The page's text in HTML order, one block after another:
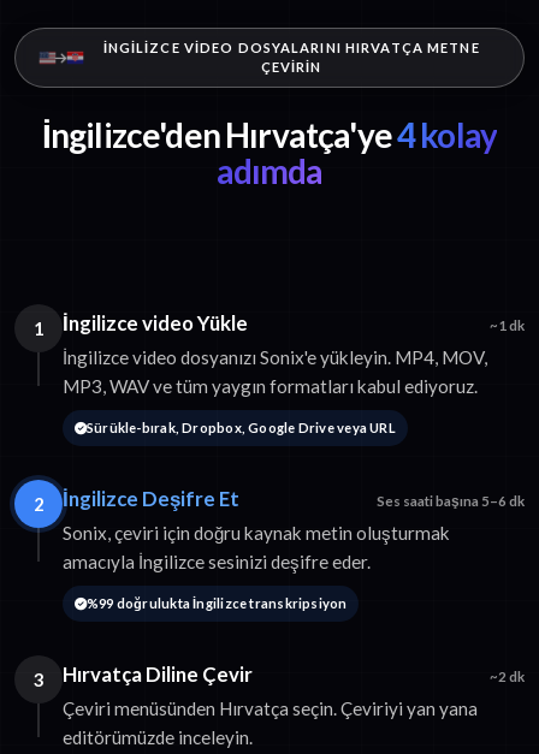
İNGILIZCE VIDEO DOSYALARINI HIRVATÇA METNE
ÇEVIRIN
İngilizce'den Hırvatça'ye4 kolay
adımda
1 İngilizce video Yükle ~1 dk
İngilizce video dosyanızı Sonix'e yükleyin. MP4, MOV,
MP3, WAV ve tüm yaygın formatları kabul ediyoruz.
Sürükle-bırak, Dropbox, Google Drive veya URL
2 İngilizce Deşifre Et Ses saati başına 5–6 dk
Sonix, çeviri için doğru kaynak metin oluşturmak
amacıyla İngilizce sesinizi deşifre eder.
%99 doğrulukta İngilizce transkripsiyon
3 Hırvatça Diline Çevir ~2 dk
Çeviri menüsünden Hırvatça seçin. Çeviriyi yan yana
editörümüzde inceleyin.